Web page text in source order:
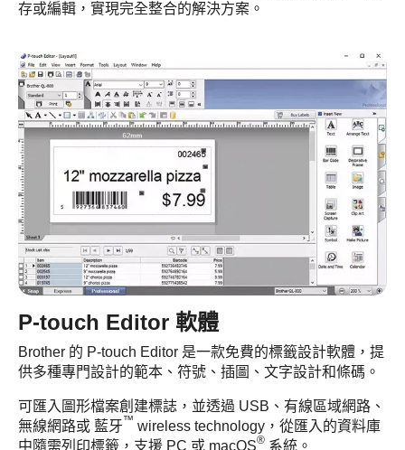
存或編輯，實現完全整合的解決方案。
P-touch Editor 軟體
Brother 的 P-touch Editor 是一款免費的標籤設計軟體，提
供多種專門設計的範本、符號、插圖、文字設計和條碼。
可匯入圖形檔案創建標誌，並透過 USB、有線區域網路、
無線網路或 藍牙™ wireless technology，從匯入的資料庫
中隨需列印標籤，支援 PC 或 macOS® 系統。